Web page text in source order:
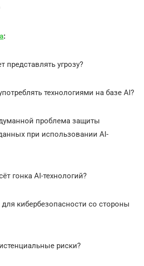
:
представлять угрозу?
технологиями на базе AI?
проблема защиты
при использовании AI-
гонка AI-технологий?
кибербезопасности со стороны
риски?